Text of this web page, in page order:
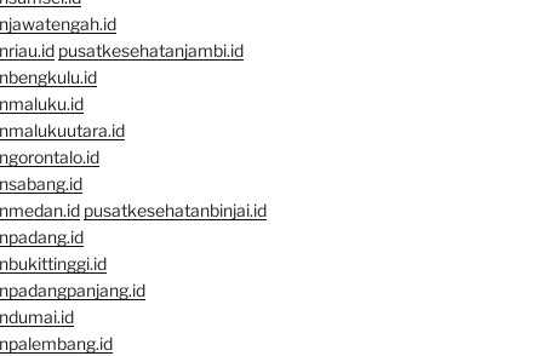
pusatkesehatanjambi.id
pusatkesehatanbinjai.id